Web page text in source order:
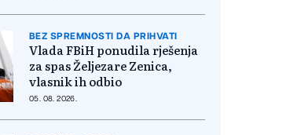
BEZ SPREMNOSTI DA PRIHVATI
Vlada FBiH ponudila rješenja
za spas Željezare Zenica,
vlasnik ih odbio
05. 08. 2026.